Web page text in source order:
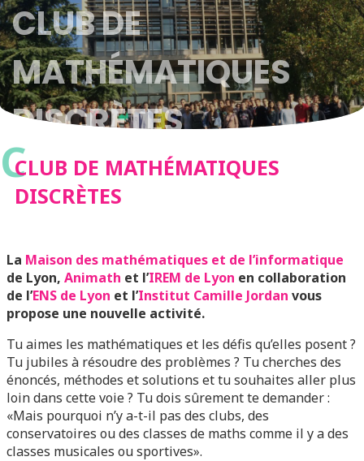
CLUB DE
MATHÉMATIQUES
DISCRÈTES
CCLUB DE MATHÉMATIQUES
DISCRÈTES
La Maison des mathématiques et de l’informatique
de Lyon, Animath et l’IREM de Lyon en collaboration
de l’ENS de Lyon et l’Institut Camille Jordan vous
propose une nouvelle activité.
Tu aimes les mathématiques et les défis qu’elles posent ?
Tu jubiles à résoudre des problèmes ? Tu cherches des
énoncés, méthodes et solutions et tu souhaites aller plus
loin dans cette voie ? Tu dois sûrement te demander :
«Mais pourquoi n’y a-t-il pas des clubs, des
conservatoires ou des classes de maths comme il y a des
classes musicales ou sportives».